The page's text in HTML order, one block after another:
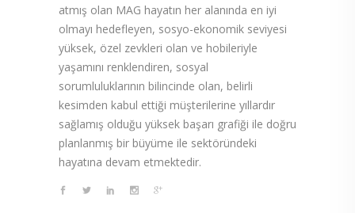
atmış olan MAG hayatın her alanında en iyi
olmayı hedefleyen, sosyo-ekonomik seviyesi
yüksek, özel zevkleri olan ve hobileriyle
yaşamını renklendiren, sosyal
sorumluluklarının bilincinde olan, belirli
kesimden kabul ettiği müşterilerine yıllardır
sağlamış olduğu yüksek başarı grafiği ile doğru
planlanmış bir büyüme ile sektöründeki
hayatına devam etmektedir.